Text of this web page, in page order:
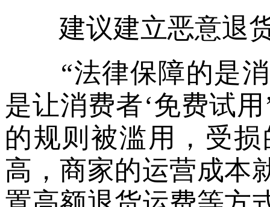
建议建立恶意退
“法律保障的是消
是让消费者‘免费试
的规则被滥用，受
高，商家的运营成本